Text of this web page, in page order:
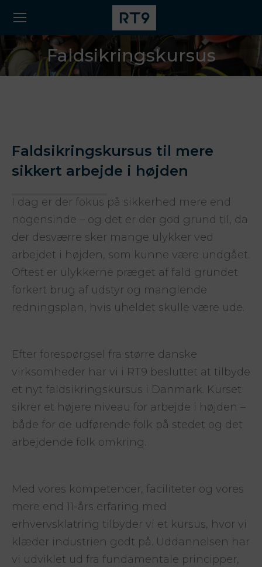
Faldsikringskursus
Faldsikringskursus til mere
sikkert arbejde i højden
I dag er der fokus på sikkerhed mere end
nogensinde – og det er der god grund til, da
der desværre sker mange ulykker ved
arbejdet i højden, som kunne være undgået.
Oftest er ulykkerne præget af fald grundet
forkert brug af udstyr og manglende
redningsplan, hvis uheldet skulle være ude.
Efter forespørgsel fra større danske
virksomheder har vi i RT9 besluttet at tilbyde
et nyt faldsikringskursus i Danmark. Kurset
sikrer et højere niveau for arbejde i højden –
både for de udførende folk på stedet og det
arbejdende folk omkring.
Med vores kompetencer, faciliteter og vores
mere end 11-års erfaring med
erhvervsklatring tilbyder vi et kursus, hvor vi
klæder industrien godt på. Uddannelsen har
vi udviklet ud fra fundamentale principper,